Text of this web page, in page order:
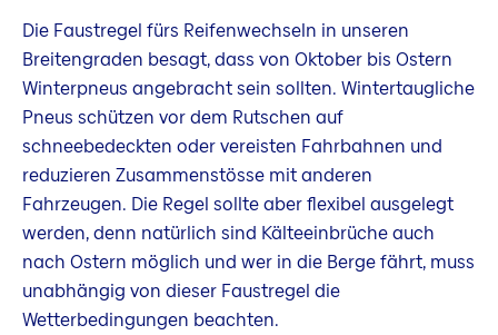
Die Faustregel fürs Reifenwechseln in unseren
Breitengraden besagt, dass von Oktober bis Ostern
Winterpneus angebracht sein sollten. Wintertaugliche
Pneus schützen vor dem Rutschen auf
schneebedeckten oder vereisten Fahrbahnen und
reduzieren Zusammenstösse mit anderen
Fahrzeugen. Die Regel sollte aber flexibel ausgelegt
werden, denn natürlich sind Kälteeinbrüche auch
nach Ostern möglich und wer in die Berge fährt, muss
unabhängig von dieser Faustregel die
Wetterbedingungen beachten.